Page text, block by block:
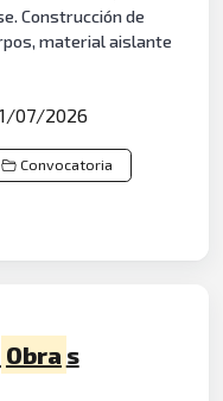
Construcción de
material aislante
07/2026
Convocatoria
Obra s